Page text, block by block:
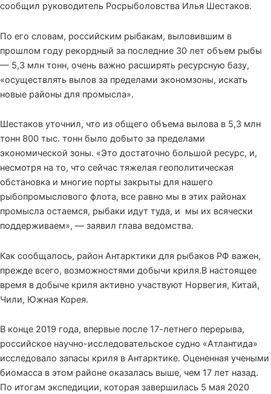
сообщил руководитель Росрыболовства Илья Шестаков.
По его словам, российским рыбакам, выловившим в
прошлом году рекордный за последние 30 лет объем рыбы
— 5,3 млн тонн, очень важно расширять ресурсную базу,
«осуществлять вылов за пределами экономзоны, искать
новые районы для промысла».
Шестаков уточнил, что из общего объема вылова в 5,3 млн
тонн 800 тыс. тонн было добыто за пределами
экономической зоны. «Это достаточно большой ресурс, и,
несмотря на то, что сейчас тяжелая геополитическая
обстановка и многие порты закрыты для нашего
рыбопромыслового флота, все равно мы в этих районах
промысла остаемся, рыбаки идут туда, и мы их всячески
поддерживаем», — заявил глава ведомства.
Как сообщалось, район Антарктики для рыбаков РФ важен,
прежде всего, возможностями добычи криля.В настоящее
время в добыче криля активно участвуют Норвегия, Китай,
Чили, Южная Корея.
В конце 2019 года, впервые после 17-летнего перерыва,
российское научно-исследовательское судно «Атлантида»
исследовало запасы криля в Антарктике. Оцененная учеными
биомасса в этом районе оказалась выше, чем 17 лет назад.
По итогам экспедиции, которая завершилась 5 мая 2020